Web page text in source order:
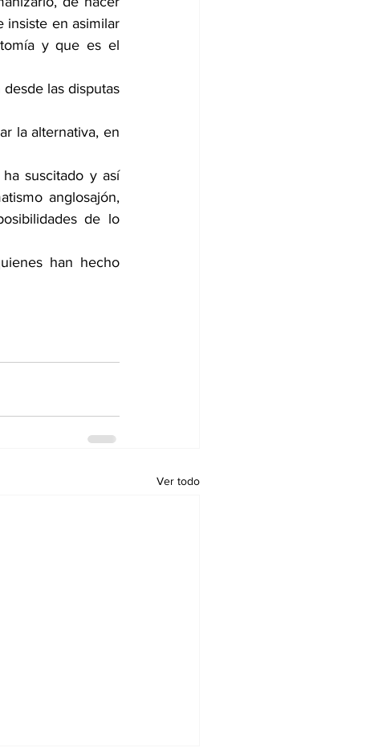
insiste en asimilar
y que es el
las disputas
la alternativa, en
suscitado y así
anglosajón,
de lo
han hecho
Ver todo